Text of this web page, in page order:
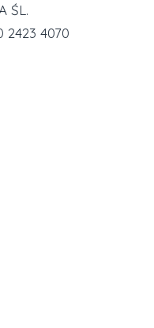
ŚL.
2423 4070